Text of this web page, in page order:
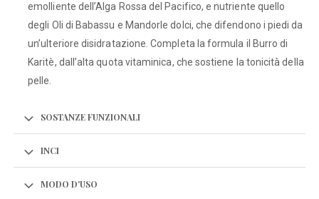
emolliente dell’Alga Rossa del Pacifico, e nutriente quello
degli Oli di Babassu e Mandorle dolci, che difendono i piedi da
un’ulteriore disidratazione. Completa la formula il Burro di
Karitè, dall’alta quota vitaminica, che sostiene la tonicità della
pelle.
SOSTANZE FUNZIONALI
INCI
MODO D'USO